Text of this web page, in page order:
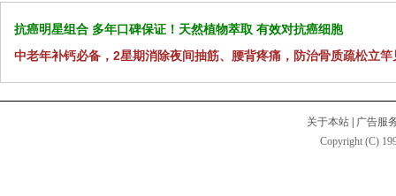
抗癌明星组合 多年口碑保证！天然植物萃取 有效对抗癌细胞
中老年补钙必备，2星期消除夜间抽筋、腰背疼痛，防治骨质疏松立竿
关于本站
广告服
Copyright (C)